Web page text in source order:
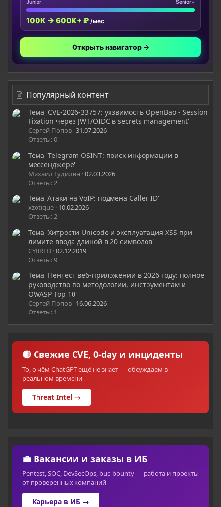
Junior Senior+
100K → 600K+ ₽ /мес
Открыть навигатор →
Популярный контент
Тема 'CVE-2026-33757: уязвимость OpenBao - Session
Fixation через JWT/OIDC в secrets management'
Сергей Попов 31.07.2026
Ответы: 0
Тема 'Telegram OSINT: поиск информации в
мессенджере'
Михаил Гудилин 02.03.2026
Ответы: 2
Тема 'Атаки на VoIP: подмена Caller ID'
xzotique 10.02.2026
Ответы: 2
Тема 'Хитрости Unicode и эксплуатация XSS при
лимите ввода длиной в 20 символов'
CYBRED 02.12.2019
Ответы: 9
Тема 'Пентест веб-приложений в 2026 году: полное
руководство по методологии, инструментам и
OWASP Top 10'
Сергей Попов 16.06.2026
Ответы: 1
🔴 Свежие CVE, 0-day и инциденты
То, о чём ChatGPT ещё не знает — обсуждаем в
реальном времени
Threat Intel →
💼 Вакансии и заказы в ИБ
Pentest, SOC, DevSecOps, bug bounty — работа и проекты
от проверенных компаний
Карьера в ИБ →